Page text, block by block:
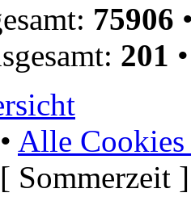
75906
201
• Alle Cookies
Sommerzeit ]